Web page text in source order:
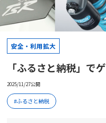
安全・利用拡大
「ふるさと納税」で
2025/11/27公開
ふるさと納税